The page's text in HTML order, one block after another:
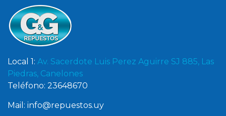
Local 1: Av. Sacerdote Luis Perez Aguirre SJ 885, Las
Piedras, Canelones
Teléfono: 23648670
Mail: info@repuestos.uy